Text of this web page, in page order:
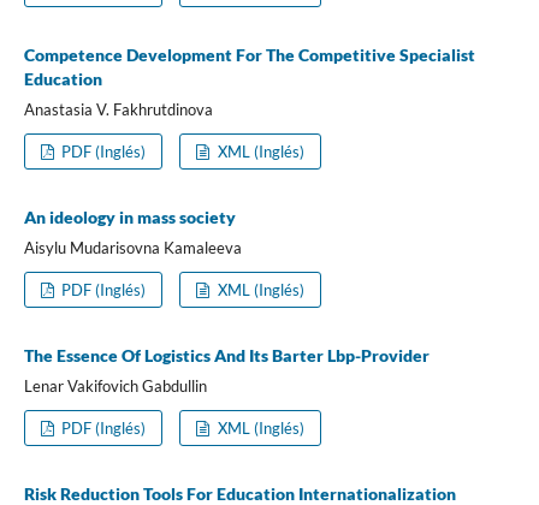
Competence Development For The Competitive Specialist
Education
Anastasia V. Fakhrutdinova
PDF (Inglés) XML (Inglés)
An ideology in mass society
Aisylu Mudarisovna Kamaleeva
PDF (Inglés) XML (Inglés)
The Essence Of Logistics And Its Barter Lbp-Provider
Lenar Vakifovich Gabdullin
PDF (Inglés) XML (Inglés)
Risk Reduction Tools For Education Internationalization